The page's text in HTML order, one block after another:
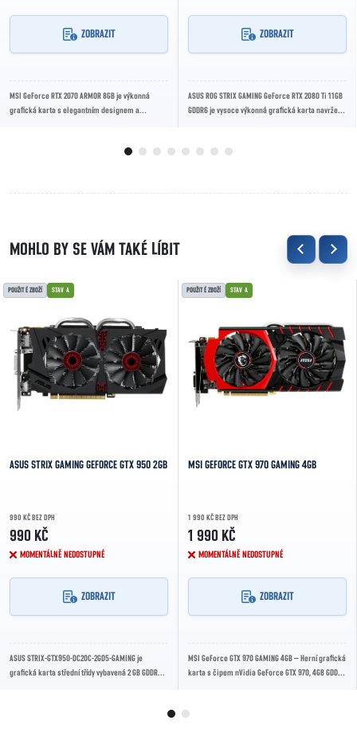
ZOBRAZIT
MSI GeForce RTX 2070 ARMOR 8GB je výkonná
grafická karta s elegantním designem a
ZOBRAZIT
ASUS ROG STRIX GAMING GeForce RTX 2080 Ti 11GB
GDDR6 je vysoce výkonná grafická karta navržená
POUŽITÉ ZBOŽÍ STAV A
ASUS STRIX GAMING GEFORCE GTX 950 2GB
990 KČ BEZ DPH
990 KČ
MOMENTÁLNĚ NEDOSTUPNÉ
ZOBRAZIT
ASUS STRIX-GTX950-DC2OC-2GD5-GAMING je
grafická karta střední třídy vybavená 2 GB GDDR5
POUŽITÉ ZBOŽÍ STAV A
MSI GEFORCE GTX 970 GAMING 4GB
1 990 KČ BEZ DPH
1 990 KČ
MOMENTÁLNĚ NEDOSTUPNÉ
ZOBRAZIT
MSI GeForce GTX 970 GAMING 4GB – Herní grafická
karta s čipem nVidia GeForce GTX 970, 4GB GDDR5